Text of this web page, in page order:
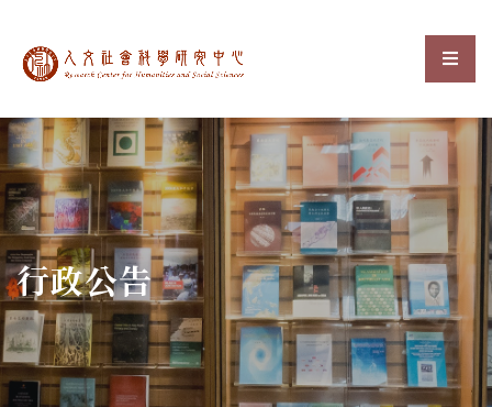
中央研究院人文社會科選
:::
行政公告